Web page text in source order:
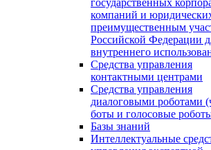
компаний и
преимущественным
Российской Федерации
внутреннего
Средства управления
контактными центрами
Средства управления
диалоговыми роботами
боты и голосовые
Базы знаний
Интеллектуальные